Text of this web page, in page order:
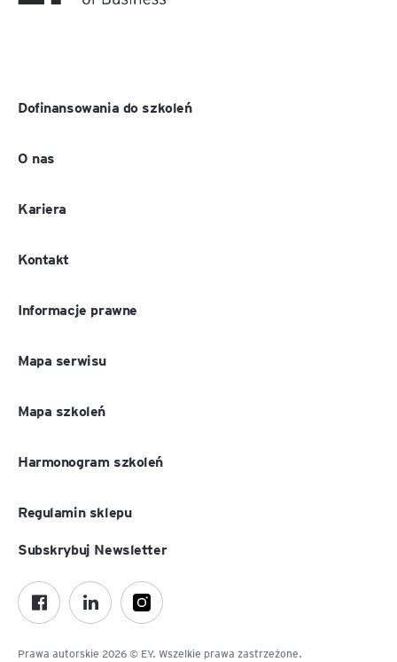
Dofinansowania do szkoleń
O nas
Kariera
Kontakt
Informacje prawne
Mapa serwisu
Mapa szkoleń
Harmonogram szkoleń
Regulamin sklepu
Prawa autorskie 2026 © EY. Wszelkie prawa zastrzeżone.
Subskrybuj Newsletter